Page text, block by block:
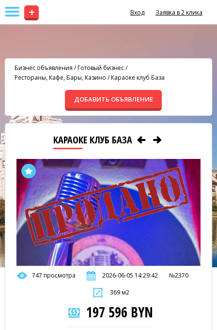
+ Вход Заявка в 2 клика
Бизнес объявления /Готовый бизнес/
Рестораны, Кафе, Бары, Казино /Караоке клуб База
ДОБАВИТЬ ОБЪЯВЛЕНИЕ
КАРАОКЕ КЛУБ БАЗА
747 просмотра 2026-06-05 14:29:42 №2370
369 м2
197 596 BYN